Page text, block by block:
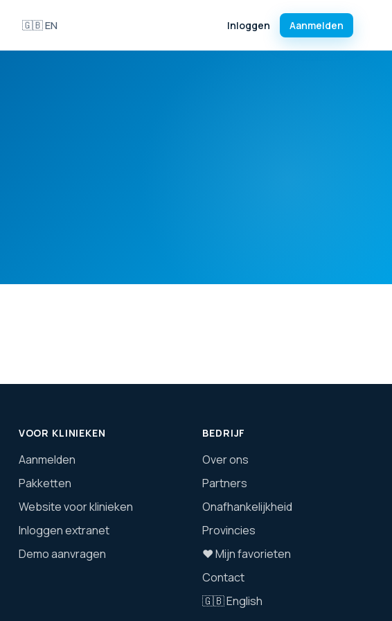
🇬🇧 EN Inloggen Aanmelden
VOOR KLINIEKEN
Aanmelden
Pakketten
Website voor klinieken
Inloggen extranet
Demo aanvragen
BEDRIJF
Over ons
Partners
Onafhankelijkheid
Provincies
❤️ Mijn favorieten
Contact
🇬🇧 English